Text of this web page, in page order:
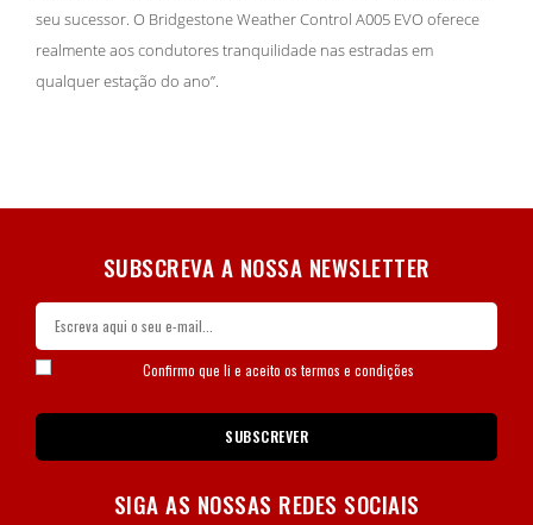
seu sucessor. O Bridgestone Weather Control A005 EVO oferece
realmente aos condutores tranquilidade nas estradas em
qualquer estação do ano”.
SUBSCREVA A NOSSA NEWSLETTER
Confirmo que li e aceito os termos e condições
SUBSCREVER
SIGA AS NOSSAS REDES SOCIAIS